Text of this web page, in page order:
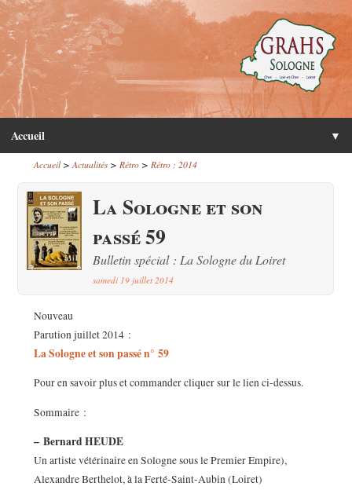
Accueil ▼
Accueil> Actualités> Rétro> Rétro : 2014
La Sologne et son
passé 59
Bulletin spécial : La Sologne du Loiret
samedi 19 juillet 2014
Nouveau
Parution juillet 2014 :
La Sologne et son passé n° 59
Pour en savoir plus et commander cliquer sur le lien ci-dessus.
Sommaire :
– Bernard HEUDE
Un artiste vétérinaire en Sologne sous le Premier Empire),
Alexandre Berthelot, à la Ferté-Saint-Aubin (Loiret)